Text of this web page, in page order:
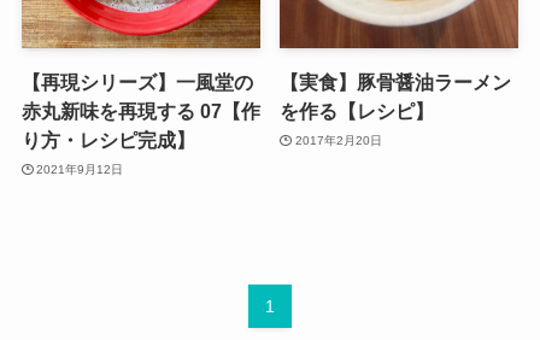
【再現シリーズ】一風堂の
赤丸新味を再現する 07【作
り方・レシピ完成】
2021年9月12日
【実食】豚骨醤油ラーメン
を作る【レシピ】
2017年2月20日
1